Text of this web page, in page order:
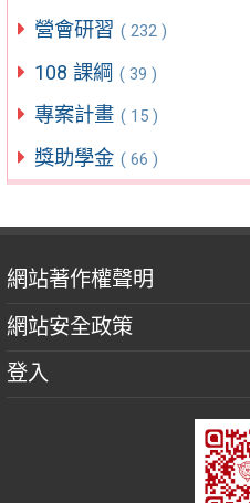
營會研習 ( 232 )
108 課綱 ( 39 )
專案計畫 ( 15 )
獎助學金 ( 66 )
網站著作權聲明
網站安全政策
登入